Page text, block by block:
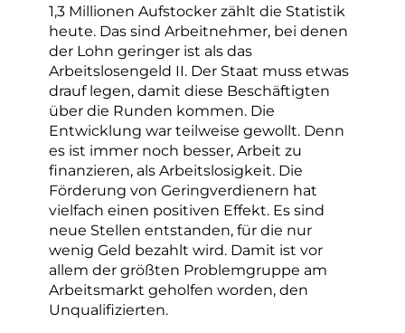
1,3 Millionen Aufstocker zählt die Statistik
heute. Das sind Arbeitnehmer, bei denen
der Lohn geringer ist als das
Arbeitslosengeld II. Der Staat muss etwas
drauf legen, damit diese Beschäftigten
über die Runden kommen. Die
Entwicklung war teilweise gewollt. Denn
es ist immer noch besser, Arbeit zu
finanzieren, als Arbeitslosigkeit. Die
Förderung von Geringverdienern hat
vielfach einen positiven Effekt. Es sind
neue Stellen entstanden, für die nur
wenig Geld bezahlt wird. Damit ist vor
allem der größten Problemgruppe am
Arbeitsmarkt geholfen worden, den
Unqualifizierten.